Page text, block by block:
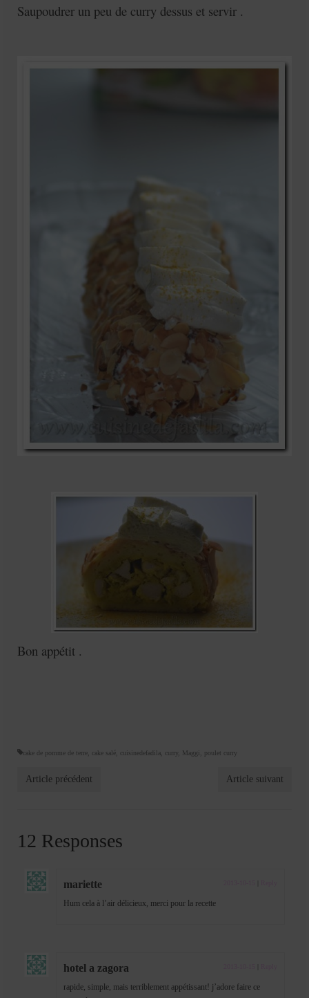
Saupoudrer un peu de curry dessus et servir .
Bon appétit .
cake de pomme de terre, cake salé, cuisinedefadila, curry, Maggi, poulet curry
Article précédent Article suivant
12 Responses
mariette
Hum cela à l’air délicieux, merci pour la recette
hotel a zagora
rapide, simple, mais terriblement appétissant! j’adore faire ce